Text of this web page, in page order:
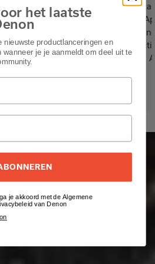
uitgangen.
voor aangepaste
jouw voorkeur.
uw
het laatste
nieuwste productlanceringen en
wanneer je je aanmeldt om deel uit te
je akkoord met de Algemene
van Denon